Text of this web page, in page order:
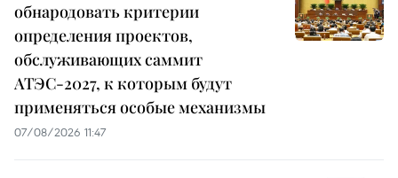
обнародовать критерии
определения проектов,
обслуживающих саммит
АТЭС-2027, к которым будут
применяться особые механизмы
07/08/2026 11:47